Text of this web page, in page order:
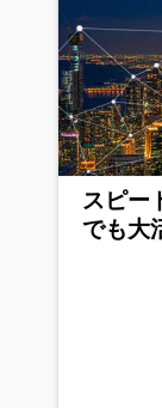
スピー
でも大